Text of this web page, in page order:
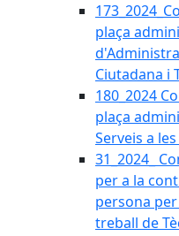
plaça
Ciutadana i
180_2024
plaça
Serveis a
31_2024_
per a la
persona
treball de